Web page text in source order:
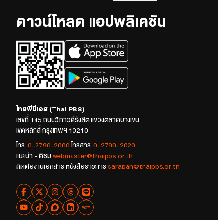
ดาวน์โหลด แอปพลิเคชัน
ไทยพีบีเอส (Thai PBS)
เลขที่ 145 ถนนวิภาวดีรังสิต แขวงตลาดบางเขน
เขตหลักสี่ กรุงเทพฯ 10210
โทร. 0-2790-2000 โทรสาร. 0-2790-2020
แนะนำ - ติชม webmaster@thaipbs.or.th
ติดต่องานเอกสาร หนังสือราชการ saraban@thaipbs.or.th